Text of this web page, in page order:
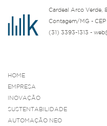
Cardeal Arco Verde,
Contagem/MG -
(31) 3393-1313 -
HOME
EMPRESA
INOVAÇÃO
SUSTENTABILIDADE
AUTOMAÇÃO NEO